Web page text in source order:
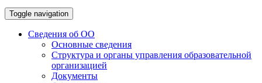
Toggle navigation
Сведения об ОО
Основные сведения
Структура и органы управления образовательной
организацией
Документы